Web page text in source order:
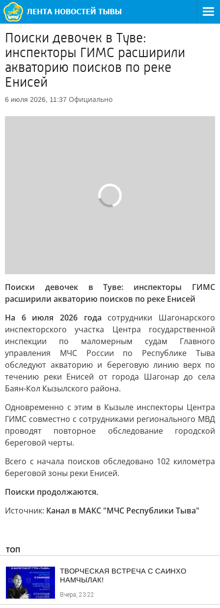
Поиски девочек в Туве:
инспекторы ГИМС расширили
акваторию поисков по реке
Енисей
6 июля 2026, 11:37 Официально
Поиски девочек в Туве: инспекторы ГИМС
расширили акваторию поисков по реке Енисей
На 6 июля 2026 года сотрудники Шагонарского
инспекторского участка Центра государственной
инспекции по маломерным судам Главного
управления МЧС России по Республике Тыва
обследуют акваторию и береговую линию верх по
течению реки Енисей от города Шагонар до села
Баян-Кол Кызылского района.
Одновременно с этим в Кызыле инспекторы Центра
ГИМС совместно с сотрудниками регионального МВД
проводят повторное обследование городской
береговой черты.
Всего с начала поисков обследовано 102 километра
береговой зоны реки Енисей.
Поиски продолжаются.
Источник: Канал в МАКС "МЧС Республики Тыва"
ТОП
ТВОРЧЕСКАЯ ВСТРЕЧА С САИНХО
НАМЧЫЛАК!
Вчера, 23:22